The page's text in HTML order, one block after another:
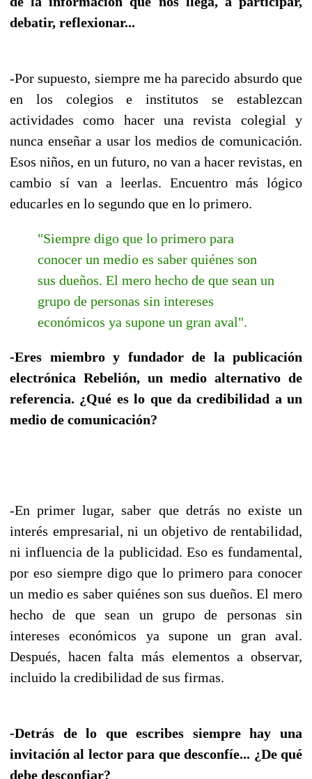
debatir, reflexionar...
-Por supuesto, siempre me ha parecido absurdo que
en los colegios e institutos se establezcan
actividades como hacer una revista colegial y
nunca enseñar a usar los medios de comunicación.
Esos niños, en un futuro, no van a hacer revistas, en
cambio sí van a leerlas. Encuentro más lógico
educarles en lo segundo que en lo primero.
"Siempre digo que lo primero para
conocer un medio es saber quiénes son
sus dueños. El mero hecho de que sean un
grupo de personas sin intereses
económicos ya supone un gran aval".
-Eres miembro y fundador de la publicación
electrónica Rebelión, un medio alternativo de
referencia. ¿Qué es lo que da credibilidad a un
medio de comunicación?
-En primer lugar, saber que detrás no existe un
interés empresarial, ni un objetivo de rentabilidad,
ni influencia de la publicidad. Eso es fundamental,
por eso siempre digo que lo primero para conocer
un medio es saber quiénes son sus dueños. El mero
hecho de que sean un grupo de personas sin
intereses económicos ya supone un gran aval.
Después, hacen falta más elementos a observar,
incluido la credibilidad de sus firmas.
-Detrás de lo que escribes siempre hay una
invitación al lector para que desconfíe... ¿De qué
debe desconfiar?